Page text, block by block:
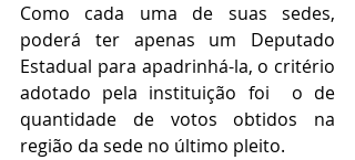
Como cada uma de suas sedes,
poderá ter apenas um Deputado
Estadual para apadrinhá-la, o critério
adotado pela instituição foi  o de
quantidade de votos obtidos na
região da sede no último pleito.